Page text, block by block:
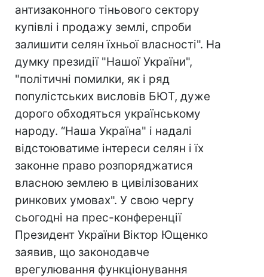
антизаконного тіньового сектору
купівлі і продажу землі, спроби
залишити селян їхньої власності". На
думку президії "Нашої України",
"політичні помилки, як і ряд
популістських висловів БЮТ, дуже
дорого обходяться українському
народу. “Наша Україна" і надалі
відстоюватиме інтереси селян і їх
законне право розпоряджатися
власною землею в цивілізованих
ринкових умовах". У свою чергу
сьогодні на прес-конференції
Президент України Віктор Ющенко
заявив, що законодавче
врегулювання функціонування